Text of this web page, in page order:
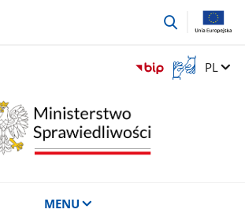
przejdź
Otwórz
okno
Zmień
PL
MENU